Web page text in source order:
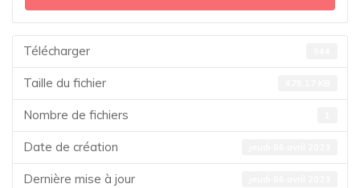
Télécharger
Taille du fichier
Nombre de fichiers
Date de création
Dernière mise à jour